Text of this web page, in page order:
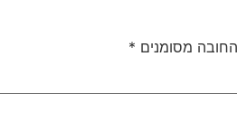
מסומנים *